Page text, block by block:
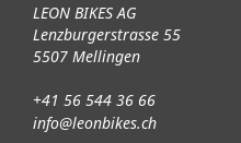
LEON BIKES AG
Lenzburgerstrasse 55
5507 Mellingen
+41 56 544 36 66
info@leonbikes.ch